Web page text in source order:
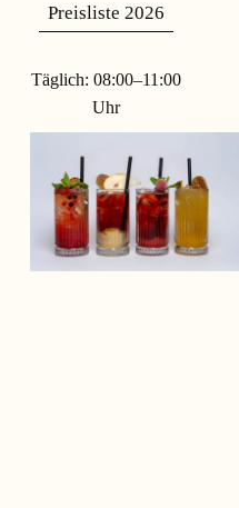
Preisliste 2026
Täglich: 08:00–11:00
Uhr